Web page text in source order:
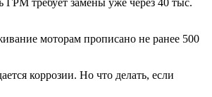
ГРМ требует замены уже через 40 тыс.
моторам прописано не ранее 500
коррозии. Но что делать, если